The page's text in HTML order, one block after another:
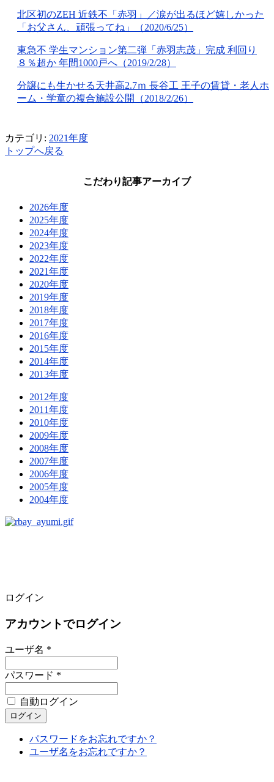
北区初のZEH 近鉄不「赤羽」／涙が出るほど嬉しかった
「お父さん、頑張ってね」（2020/6/25）
東急不 学生マンション第二弾「赤羽志茂」完成 利回り
８％超か 年間1000戸へ（2019/2/28）
分譲にも生かせる天井高2.7ｍ 長谷工 王子の賃貸・老人ホ
ーム・学童の複合施設公開（2018/2/26）
カテゴリ: 2021年度
トップへ戻る
こだわり記事アーカイブ
2026年度
2025年度
2024年度
2023年度
2022年度
2021年度
2020年度
2019年度
2018年度
2017年度
2016年度
2015年度
2014年度
2013年度
2012年度
2011年度
2010年度
2009年度
2008年度
2007年度
2006年度
2005年度
2004年度
ログイン
アカウントでログイン
ユーザ名 *
パスワード *
自動ログイン
パスワードをお忘れですか？
ユーザ名をお忘れですか？